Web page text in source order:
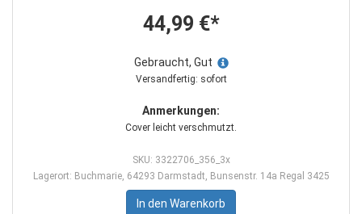
44,99 €*
Gebraucht, Gut
Versandfertig: sofort
Anmerkungen:
Cover leicht verschmutzt.
SKU: 3322706_356_3x
Lagerort: Buchmarie, 64293 Darmstadt, Bunsenstr. 14a Regal 3425
In den Warenkorb